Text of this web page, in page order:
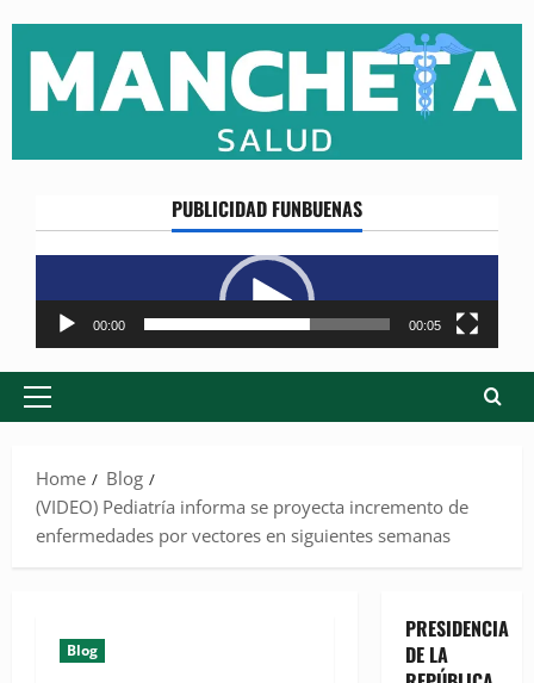
content
PUBLICIDAD FUNBUENAS
Reproductor
de
vídeo
00:00 00:05
Primary
Home
Blog
(VIDEO) Pediatría informa se proyecta incremento de
enfermedades por vectores en siguientes semanas
Blog
PRESIDENCIA
DE LA